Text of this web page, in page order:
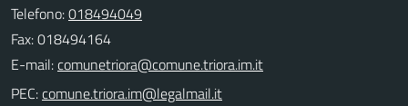
Telefono:018494049
Fax: 018494164
E-mail:
PEC: